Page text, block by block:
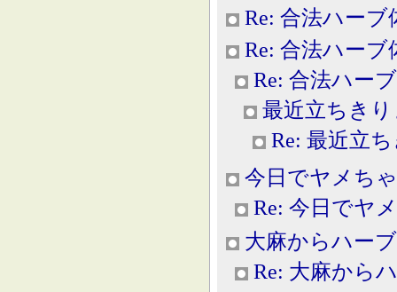
Re: 合法ハーブ
Re: 合法ハーブ
Re: 合法ハー
最近立ちき
Re: 最近立
今日でヤメち
Re: 今日でヤ
大麻からハー
Re: 大麻から